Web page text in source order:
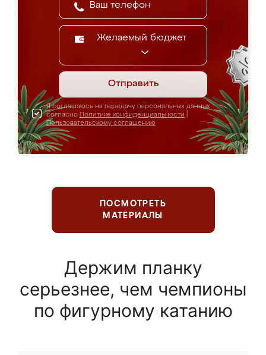
Желаемый бюджет
Отправить
Я соглашаюсь на передачу персональных данных
согласно Политике конфиденциальности
Пользовательскому соглашению
ПОСМОТРЕТЬ
МАТЕРИАЛЫ
Держим планку
серьезнее, чем чемпионы
по фигурному катанию